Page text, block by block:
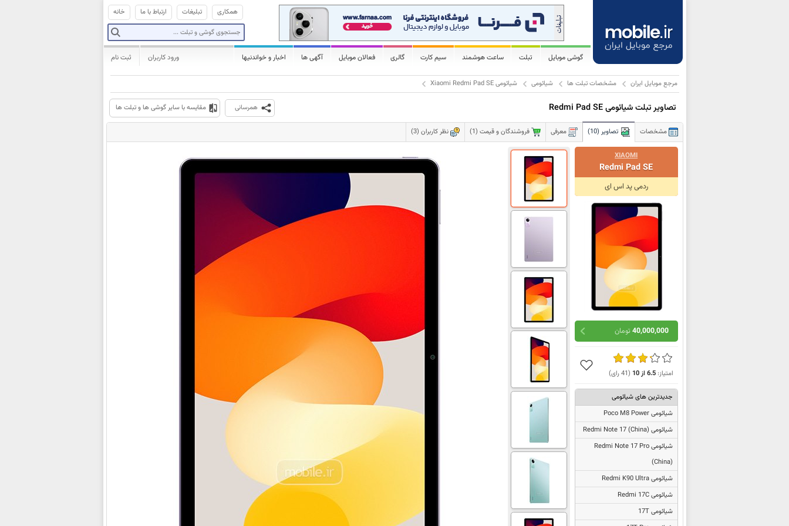
خانه ارتباط با ما تبلیغات همکاری
گوشی موبایل تبلت ساعت هوشمند سیم کارت گالری فعالان موبایل آگهی ها اخبار و خواندنیها ثبت نام ورود کاربران
مرجع موبایل ایران مشخصات تبلت ها شیائومی شیائومی Xiaomi Redmi Pad SE
تصاویر تبلت شیائومی Redmi Pad SE همرسانی مقایسه با سایر گوشی ها و تبلت ها
مشخصات تصاویر (10) معرفی فروشندگان و قیمت (1) نظر کاربران (3)
XIAOMI
Redmi Pad SE
ردمی پد اس ای
40,000,000 تومان
امتیاز:6.5از10
(
41رای)
جدیدترین های شیائومی
شیائومی Poco M8 Power
شیائومی Redmi Note 17 (China)
شیائومیRedmi Note 17 Pro
(China)
شیائومی Redmi K90 Ultra
شیائومی Redmi 17C
شیائومی 17T